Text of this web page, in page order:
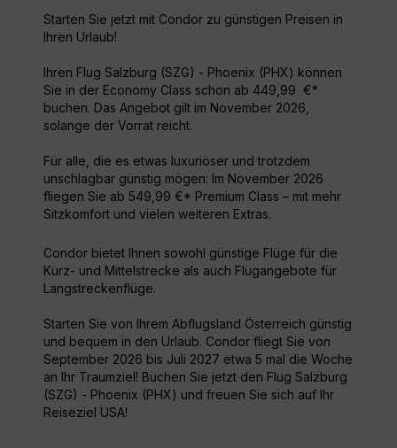
Starten Sie jetzt mit Condor zu günstigen Preisen in
Ihren Urlaub!
Ihren Flug Salzburg (SZG) - Phoenix (PHX) können
Sie in der Economy Class schon ab 449,99 €*
buchen. Das Angebot gilt im November 2026,
solange der Vorrat reicht.
Für alle, die es etwas luxuriöser und trotzdem
unschlagbar günstig mögen: Im November 2026
fliegen Sie ab 549,99 €* Premium Class – mit mehr
Sitzkomfort und vielen weiteren Extras.
Condor bietet Ihnen sowohl günstige Flüge für die
Kurz- und Mittelstrecke als auch Flugangebote für
Langstreckenflüge.
Starten Sie von Ihrem Abflugsland Österreich günstig
und bequem in den Urlaub. Condor fliegt Sie von
September 2026 bis Juli 2027 etwa 5 mal die Woche
an Ihr Traumziel! Buchen Sie jetzt den Flug Salzburg
(SZG) - Phoenix (PHX) und freuen Sie sich auf Ihr
Reiseziel USA!